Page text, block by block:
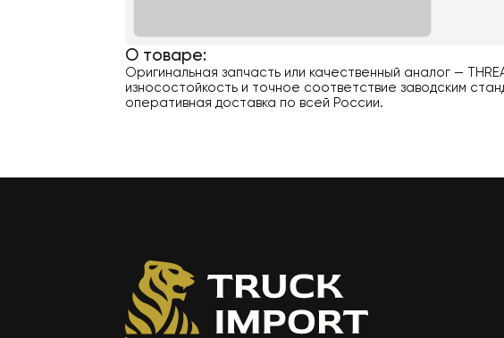
О товаре:
Оригинальная запчасть или качественный аналог —
износостойкость и точное соответствие заводским
оперативная доставка по всей России.